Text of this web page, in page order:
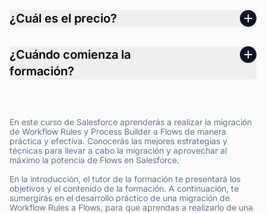
¿Cuál es el precio?
¿Cuándo comienza la
formación?
En este curso de Salesforce aprenderás a realizar la migración
de Workflow Rules y Process Builder a Flows de manera
práctica y efectiva. Conocerás las mejores estrategias y
técnicas para llevar a cabo la migración y aprovechar al
máximo la potencia de Flows en Salesforce.
En la introducción, el tutor de la formación te presentará los
objetivos y el contenido de la formación. A continuación, te
sumergirás en el desarrollo práctico de una migración de
Workflow Rules a Flows, para que aprendas a realizarlo de una